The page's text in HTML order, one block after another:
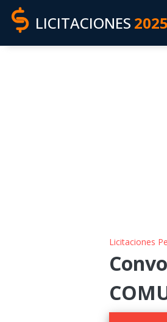
LICITACIONES 2025
Licitaciones